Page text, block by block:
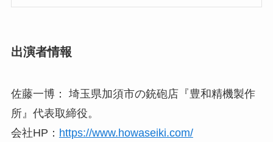
出演者情報
佐藤一博： 埼玉県加須市の銃砲店『豊和精機製作
所』代表取締役。
会社HP： https://www.howaseiki.com/